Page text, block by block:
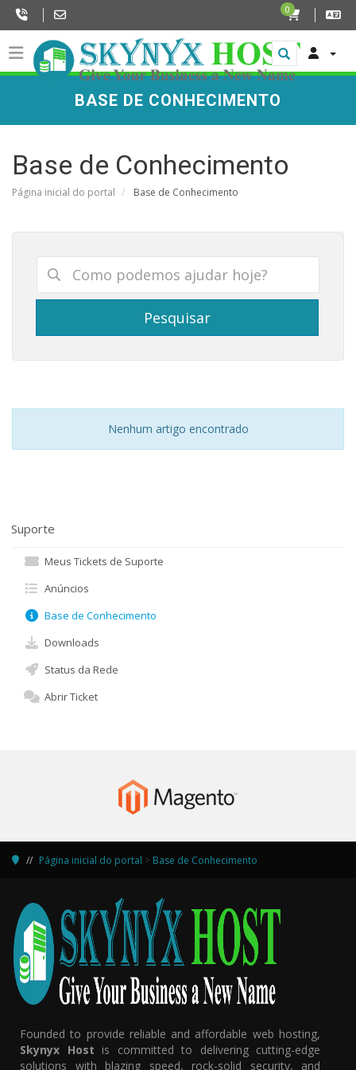
0
BASE DE CONHECIMENTO
Base de Conhecimento
Página inicial do portal Base de Conhecimento
Nenhum artigo encontrado
Suporte
Meus Tickets de Suporte
Anúncios
Base de Conhecimento
Downloads
Status da Rede
Abrir Ticket
Página inicial do portal > Base de Conhecimento
Founded to provide reliable and affordable web hosting,
Skynyx Host is committed to delivering cutting-edge
solutions with blazing speed, rock-solid security, and